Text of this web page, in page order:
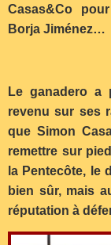
Casas&Co
Borja Jiménez…
Le ganadero a
revenu sur ses
que Simon
remettre sur
la Pentecôte, le
bien sûr, mais
réputation à